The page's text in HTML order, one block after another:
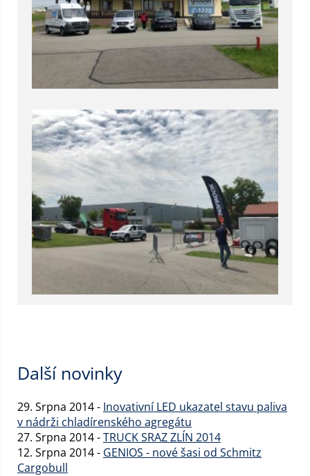
Další novinky
29. Srpna 2014 - Inovativní LED ukazatel stavu paliva
v nádrži chladírenského agregátu
27. Srpna 2014 -TRUCK SRAZ ZLÍN 2014
12. Srpna 2014 - GENIOS - nové šasi od Schmitz
Cargobull